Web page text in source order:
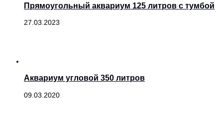
Прямоугольный аквариум 125 литров с тумбой
27.03.2023
Аквариум угловой 350 литров
09.03.2020